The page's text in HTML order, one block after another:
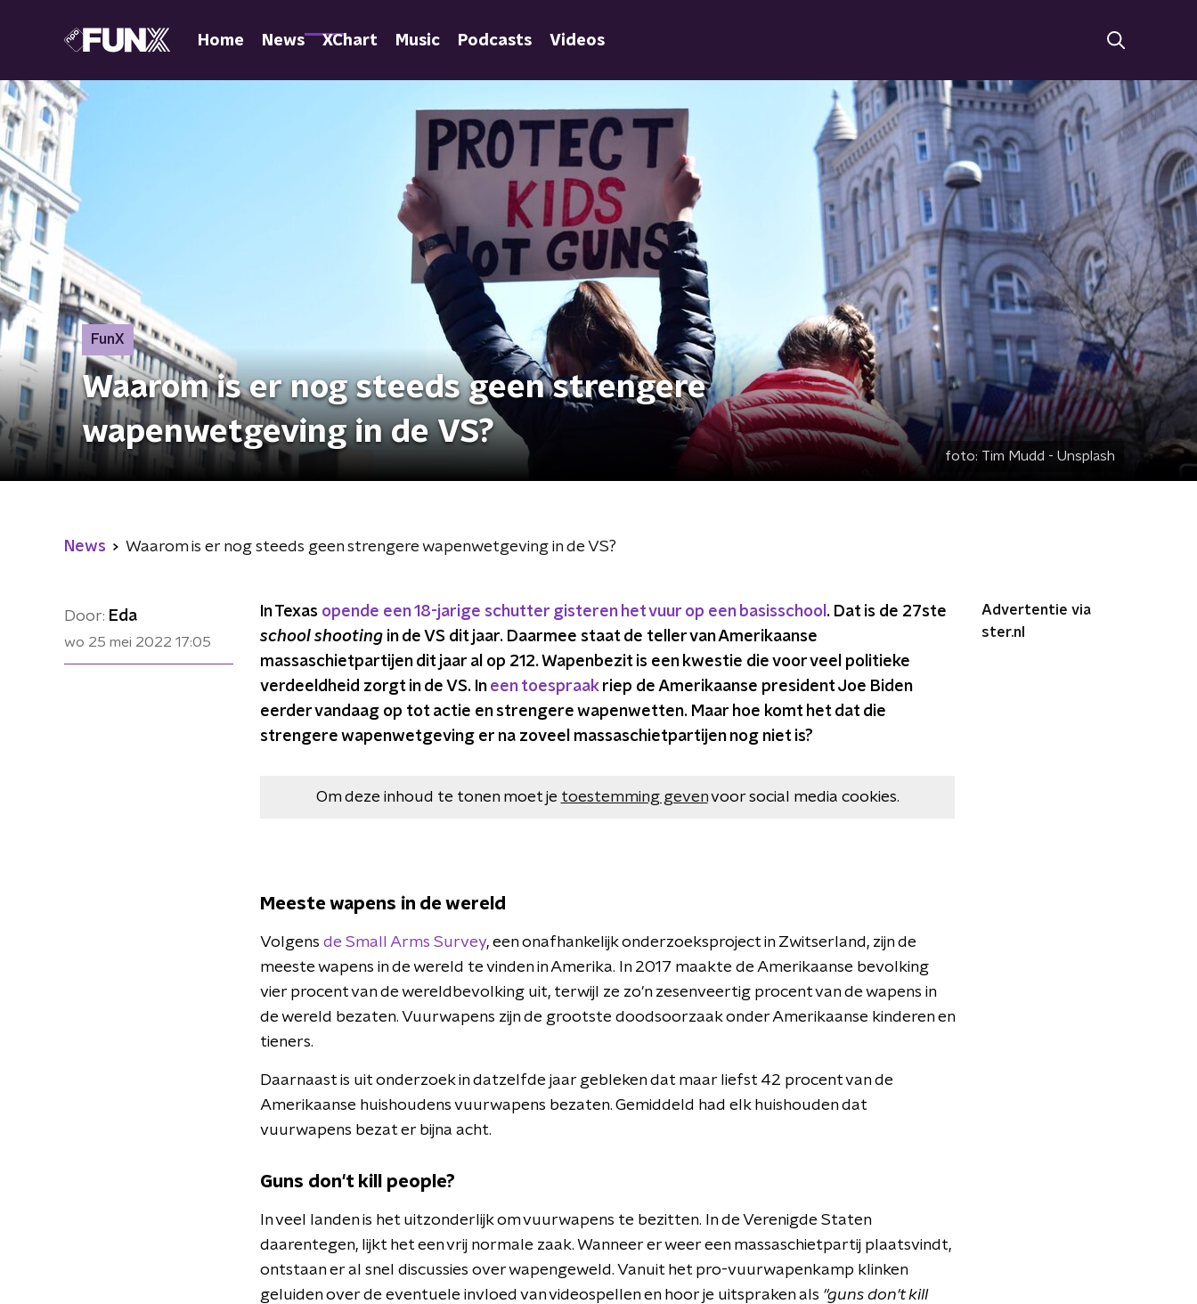
Home News XChart Music Podcasts Videos
FunX
Waarom is er nog steeds geen strengere
wapenwetgeving in de VS?
foto: Tim Mudd - Unsplash
News Waarom is er nog steeds geen strengere wapenwetgeving in de VS?
Door: Eda
wo 25 mei 2022 17:05
In Texas opende een 18-jarige schutter gisteren het vuur op een basisschool . Dat is de 27ste
school shooting in de VS dit jaar. Daarmee staat de teller van Amerikaanse
massaschietpartijen dit jaar al op 212. Wapenbezit is een kwestie die voor veel politieke
verdeeldheid zorgt in de VS. In een toespraakriep de Amerikaanse president Joe Biden
eerder vandaag op tot actie en strengere wapenwetten. Maar hoe komt het dat die
strengere wapenwetgeving er na zoveel massaschietpartijen nog niet is?
Om deze inhoud te tonen moet je toestemming gevenvoor social media cookies.
Meeste wapens in de wereld
Volgens de Small Arms Survey, een onafhankelijk onderzoeksproject in Zwitserland, zijn de
meeste wapens in de wereld te vinden in Amerika. In 2017 maakte de Amerikaanse bevolking
vier procent van de wereldbevolking uit, terwijl ze zo'n zesenveertig procent van de wapens in
de wereld bezaten. Vuurwapens zijn de grootste doodsoorzaak onder Amerikaanse kinderen en
tieners.
Daarnaast is uit onderzoek in datzelfde jaar gebleken dat maar liefst 42 procent van de
Amerikaanse huishoudens vuurwapens bezaten. Gemiddeld had elk huishouden dat
vuurwapens bezat er bijna acht.
Guns don't kill people?
In veel landen is het uitzonderlijk om vuurwapens te bezitten. In de Verenigde Staten
daarentegen, lijkt het een vrij normale zaak. Wanneer er weer een massaschietpartij plaatsvindt,
ontstaan er al snel discussies over wapengeweld. Vanuit het pro-vuurwapenkamp klinken
geluiden over de eventuele invloed van videospellen en hoor je uitspraken als "guns don't kill
Advertentie via
ster.nl